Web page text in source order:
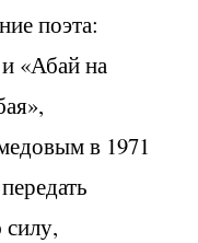
поэта:
«Абай на
в 1971